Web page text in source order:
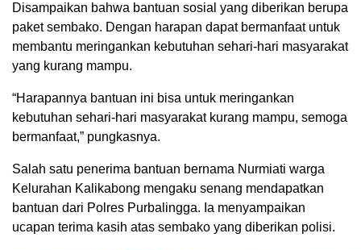
Disampaikan bahwa bantuan sosial yang diberikan berupa
paket sembako. Dengan harapan dapat bermanfaat untuk
membantu meringankan kebutuhan sehari-hari masyarakat
yang kurang mampu.
“Harapannya bantuan ini bisa untuk meringankan
kebutuhan sehari-hari masyarakat kurang mampu, semoga
bermanfaat,” pungkasnya.
Salah satu penerima bantuan bernama Nurmiati warga
Kelurahan Kalikabong mengaku senang mendapatkan
bantuan dari Polres Purbalingga. Ia menyampaikan
ucapan terima kasih atas sembako yang diberikan polisi.